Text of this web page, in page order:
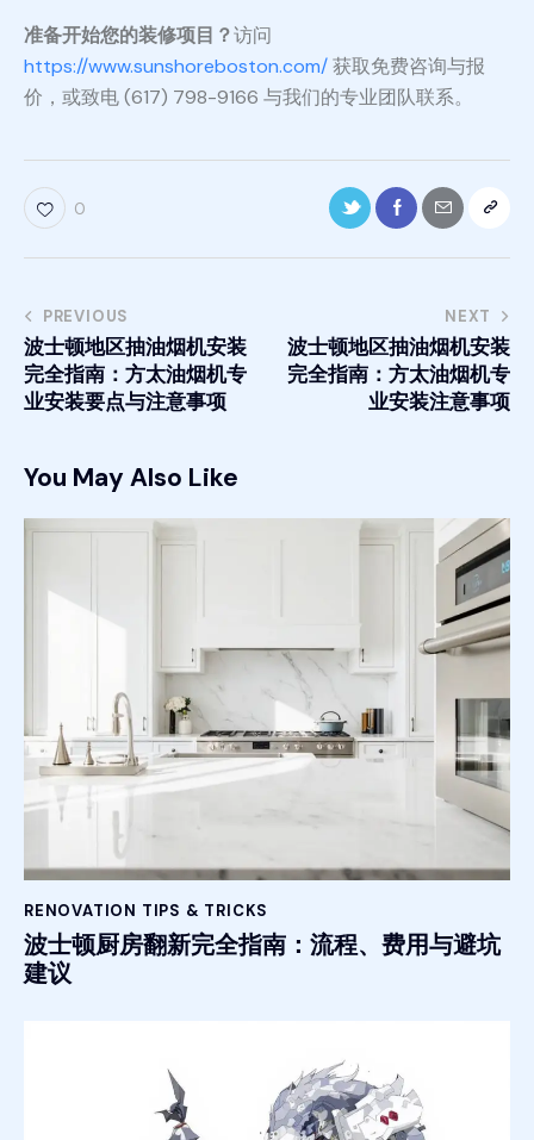
准备开始您的装修项目？访问
https://www.sunshoreboston.com/获取免费咨询与报
价，或致电 (617) 798-9166 与我们的专业团队联系。
0
PREVIOUS
波士顿地区抽油烟机安装
完全指南：方太油烟机专
业安装要点与注意事项
NEXT
波士顿地区抽油烟机安装
完全指南：方太油烟机专
业安装注意事项
You May Also Like
RENOVATION TIPS & TRICKS
波士顿厨房翻新完全指南：流程、费用与避坑
建议